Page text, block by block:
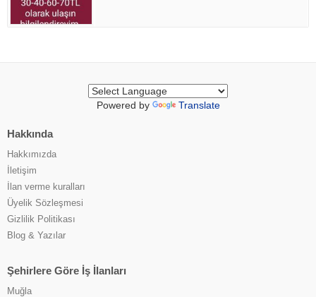
Powered by Translate
Hakkında
Hakkımızda
İletişim
İlan verme kuralları
Üyelik Sözleşmesi
Gizlilik Politikası
Blog & Yazılar
Şehirlere Göre İş İlanları
Muğla